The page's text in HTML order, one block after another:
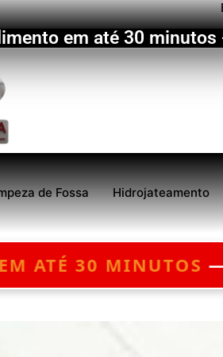
em até 30
de Fossa Hidrojateamento
24 HORAS